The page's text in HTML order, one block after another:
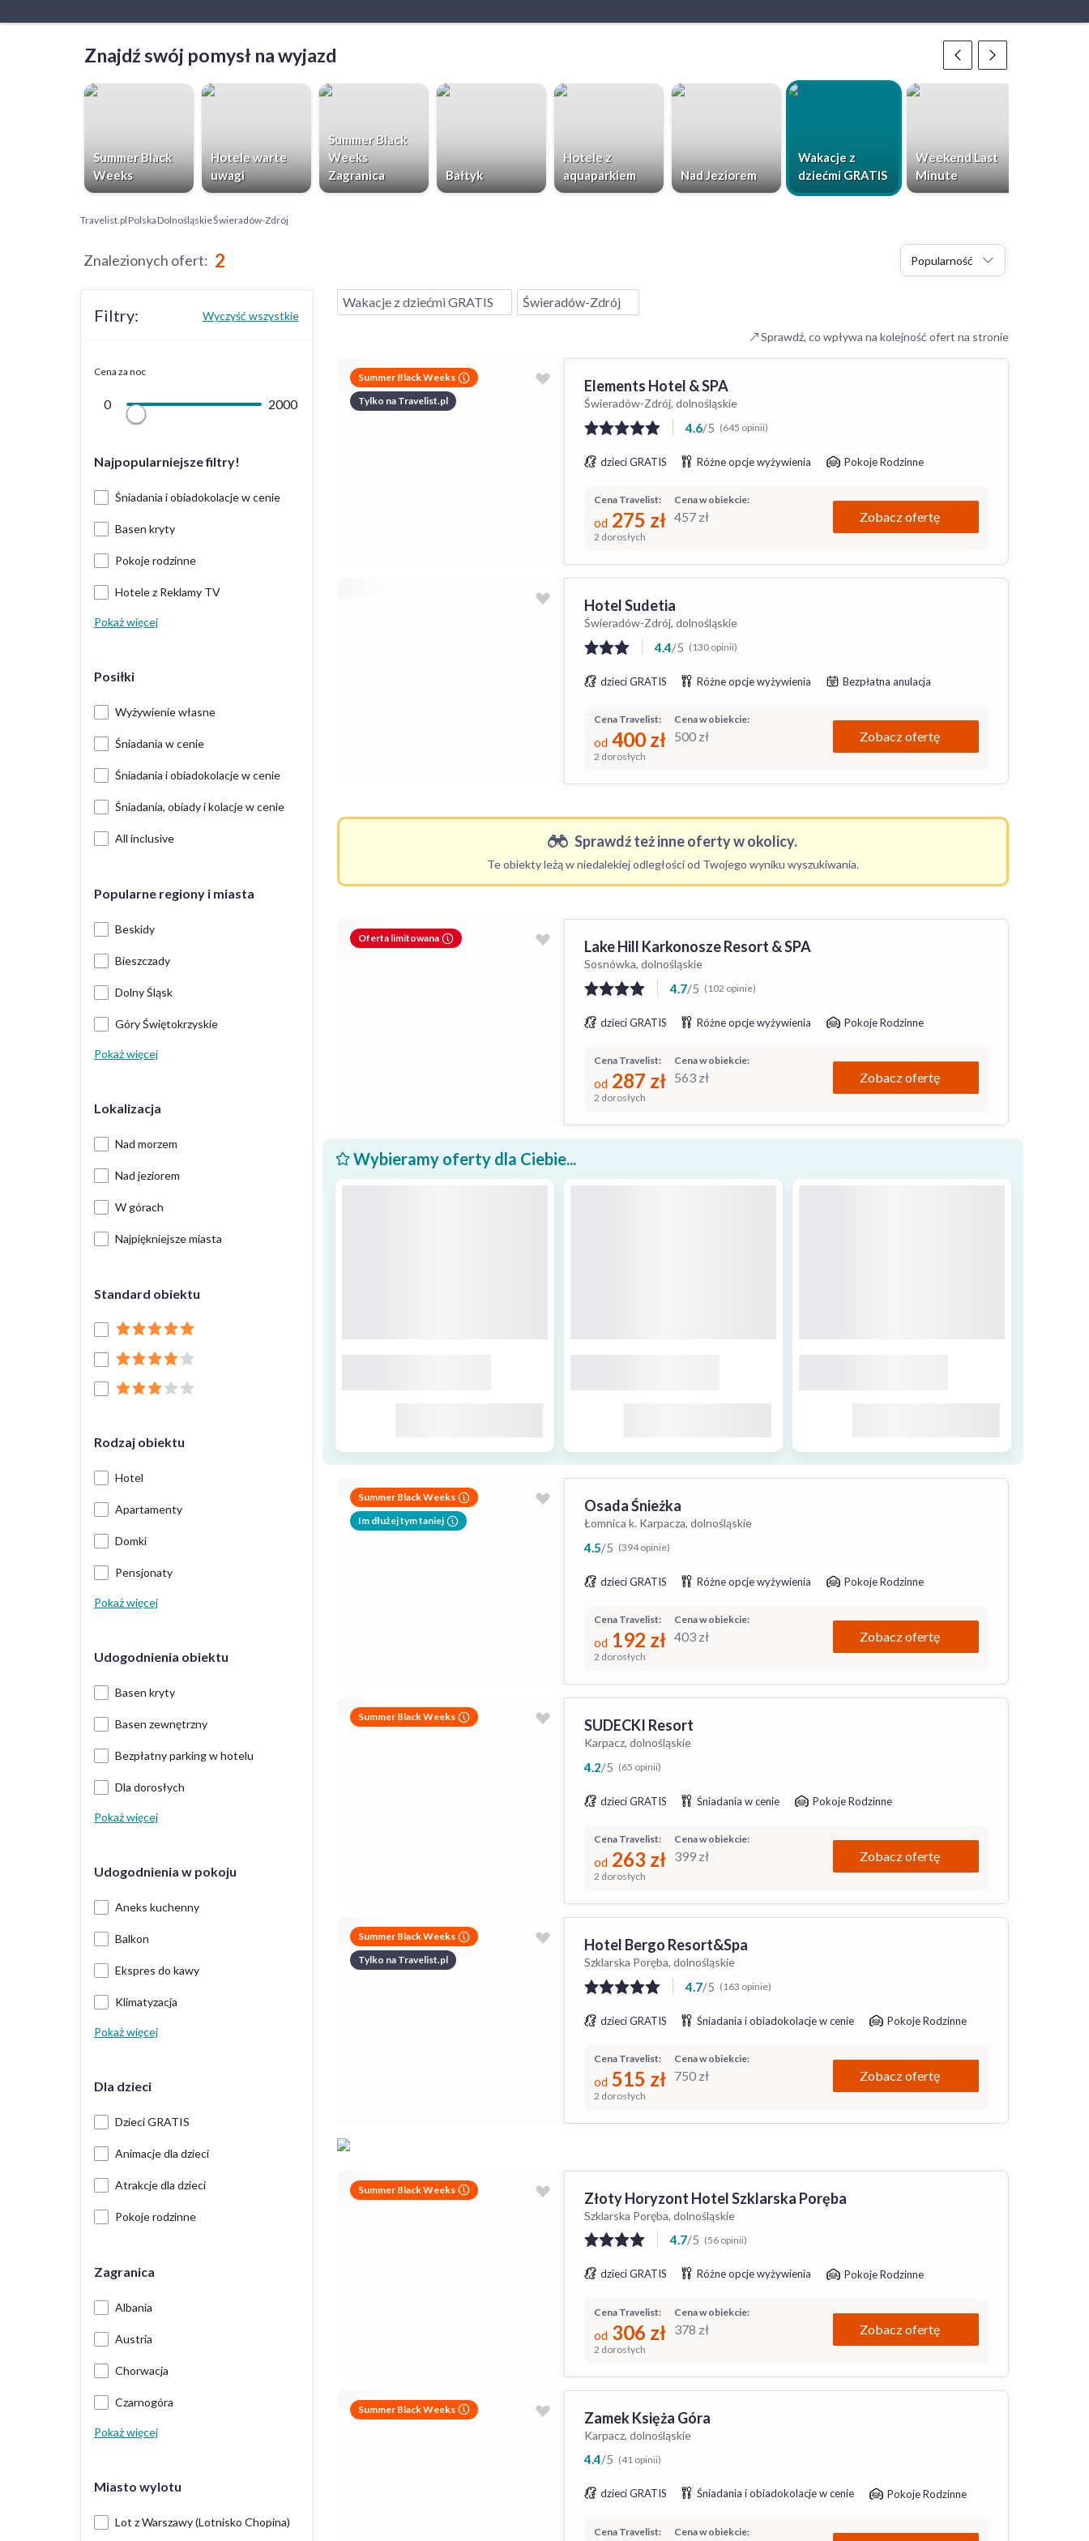
Znajdź swój pomysł na wyjazd
Summer Black
Weeks
Hotele warte
uwagi
Summer Black
Weeks
Zagranica
Bałtyk
Hotele z
aquaparkiem
Nad Jeziorem
Wakacje z
dziećmi GRATIS
Weekend Last
Minute
Travelist.plPolskaDolnośląskieŚwieradów-Zdrój
Znalezionych ofert: 2 Popularność
Filtry: Wyczyść wszystkie
Cena za noc
0 2000
Najpopularniejsze filtry!
Śniadania i obiadokolacje w cenie
Basen kryty
Pokoje rodzinne
Hotele z Reklamy TV
Pokaż więcej
Posiłki
Wyżywienie własne
Śniadania w cenie
Śniadania i obiadokolacje w cenie
Śniadania, obiady i kolacje w cenie
All inclusive
Popularne regiony i miasta
Beskidy
Bieszczady
Dolny Śląsk
Góry Świętokrzyskie
Pokaż więcej
Lokalizacja
Nad morzem
Nad jeziorem
W górach
Najpiękniejsze miasta
Standard obiektu
Rodzaj obiektu
Hotel
Apartamenty
Domki
Pensjonaty
Pokaż więcej
Udogodnienia obiektu
Basen kryty
Basen zewnętrzny
Bezpłatny parking w hotelu
Dla dorosłych
Pokaż więcej
Udogodnienia w pokoju
Aneks kuchenny
Balkon
Ekspres do kawy
Klimatyzacja
Pokaż więcej
Dla dzieci
Dzieci GRATIS
Animacje dla dzieci
Atrakcje dla dzieci
Pokoje rodzinne
Zagranica
Albania
Austria
Chorwacja
Czarnogóra
Pokaż więcej
Miasto wylotu
Lot z Warszawy (Lotnisko Chopina)
Wakacje z dziećmi GRATIS Świeradów-Zdrój
Sprawdź, co wpływa na kolejność ofert na stronie
Summer Black Weeks
Tylko na Travelist.pl
Elements Hotel & SPA
Świeradów-Zdrój, dolnośląskie
4.6/5 (645 opinii)
dzieci GRATIS Różne opcje wyżywienia Pokoje Rodzinne
Cena w obiekcie:
457 zł
Cena Travelist:
od 275 zł
2 dorosłych
Zobacz ofertę
Hotel Sudetia
Świeradów-Zdrój, dolnośląskie
4.4/5 (130 opinii)
dzieci GRATIS Różne opcje wyżywienia Bezpłatna anulacja
Cena w obiekcie:
500 zł
Cena Travelist:
od 400 zł
2 dorosłych
Zobacz ofertę
Sprawdź też inne oferty w okolicy.
Te obiekty leżą w niedalekiej odległości od Twojego wyniku wyszukiwania.
Oferta limitowana Lake Hill Karkonosze Resort & SPA
Sosnówka, dolnośląskie
4.7/5 (102 opinie)
dzieci GRATIS Różne opcje wyżywienia Pokoje Rodzinne
Cena w obiekcie:
563 zł
Cena Travelist:
od 287 zł
2 dorosłych
Zobacz ofertę
Wybieramy oferty dla Ciebie...
Summer Black Weeks
Im dłużej tym taniej
Osada Śnieżka
Łomnica k. Karpacza, dolnośląskie
4.5/5 (394 opinie)
dzieci GRATIS Różne opcje wyżywienia Pokoje Rodzinne
Cena w obiekcie:
403 zł
Cena Travelist:
od 192 zł
2 dorosłych
Zobacz ofertę
Summer Black Weeks SUDECKI Resort
Karpacz, dolnośląskie
4.2/5 (65 opinii)
dzieci GRATIS Śniadania w cenie Pokoje Rodzinne
Cena w obiekcie:
399 zł
Cena Travelist:
od 263 zł
2 dorosłych
Zobacz ofertę
Summer Black Weeks
Tylko na Travelist.pl
Hotel Bergo Resort&Spa
Szklarska Poręba, dolnośląskie
4.7/5 (163 opinie)
dzieci GRATIS Śniadania i obiadokolacje w cenie Pokoje Rodzinne
Cena w obiekcie:
750 zł
Cena Travelist:
od 515 zł
2 dorosłych
Zobacz ofertę
Summer Black Weeks Złoty Horyzont Hotel Szklarska Poręba
Szklarska Poręba, dolnośląskie
4.7/5 (56 opinii)
dzieci GRATIS Różne opcje wyżywienia Pokoje Rodzinne
Cena w obiekcie:
378 zł
Cena Travelist:
od 306 zł
2 dorosłych
Zobacz ofertę
Summer Black Weeks Zamek Księża Góra
Karpacz, dolnośląskie
4.4/5 (41 opinii)
dzieci GRATIS Śniadania i obiadokolacje w cenie Pokoje Rodzinne
Cena w obiekcie:
Cena Travelist: